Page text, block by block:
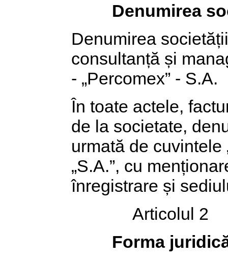
Denumirea
Denumirea
consultanță și
- „Percomex” - S.A.
În toate actele,
de la societate,
urmată de cuvintele
„S.A.”, cu
înregistrare și
Articolul 2
Forma